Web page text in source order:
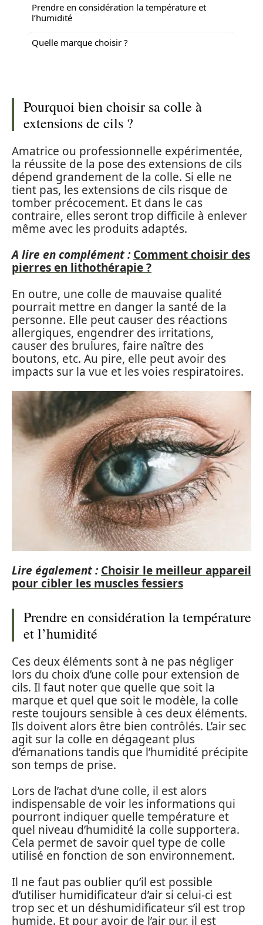
Prendre en considération la température et
l’humidité
Quelle marque choisir ?
Pourquoi bien choisir sa colle à
extensions de cils ?
Amatrice ou professionnelle expérimentée,
la réussite de la pose des extensions de cils
dépend grandement de la colle. Si elle ne
tient pas, les extensions de cils risque de
tomber précocement. Et dans le cas
contraire, elles seront trop difficile à enlever
même avec les produits adaptés.
A lire en complément : Comment choisir des
pierres en lithothérapie ?
En outre, une colle de mauvaise qualité
pourrait mettre en danger la santé de la
personne. Elle peut causer des réactions
allergiques, engendrer des irritations,
causer des brulures, faire naître des
boutons, etc. Au pire, elle peut avoir des
impacts sur la vue et les voies respiratoires.
Lire également : Choisir le meilleur appareil
pour cibler les muscles fessiers
Prendre en considération la température
et l’humidité
Ces deux éléments sont à ne pas négliger
lors du choix d’une colle pour extension de
cils. Il faut noter que quelle que soit la
marque et quel que soit le modèle, la colle
reste toujours sensible à ces deux éléments.
Ils doivent alors être bien contrôlés. L’air sec
agit sur la colle en dégageant plus
d’émanations tandis que l’humidité précipite
son temps de prise.
Lors de l’achat d’une colle, il est alors
indispensable de voir les informations qui
pourront indiquer quelle température et
quel niveau d’humidité la colle supportera.
Cela permet de savoir quel type de colle
utilisé en fonction de son environnement.
Il ne faut pas oublier qu’il est possible
d’utiliser humidificateur d’air si celui-ci est
trop sec et un déshumidificateur s’il est trop
humide. Et pour avoir de l’air pur, il est